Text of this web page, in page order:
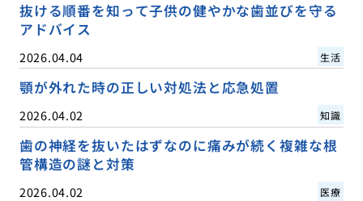
抜ける順番を知って子供の健やかな歯並びを守る
アドバイス
2026.04.04 生活
顎が外れた時の正しい対処法と応急処置
2026.04.02 知識
歯の神経を抜いたはずなのに痛みが続く複雑な根
管構造の謎と対策
2026.04.02 医療